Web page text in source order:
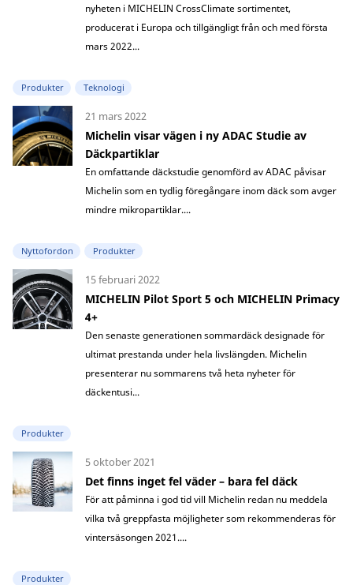
nyheten i MICHELIN CrossClimate sortimentet,
producerat i Europa och tillgängligt från och med första
mars 2022...
Produkter Teknologi
21 mars 2022
Michelin visar vägen i ny ADAC Studie av
Däckpartiklar
En omfattande däckstudie genomförd av ADAC påvisar
Michelin som en tydlig föregångare inom däck som avger
mindre mikropartiklar....
Nyttofordon Produkter
15 februari 2022
MICHELIN Pilot Sport 5 och MICHELIN Primacy
4+
Den senaste generationen sommardäck designade för
ultimat prestanda under hela livslängden. Michelin
presenterar nu sommarens två heta nyheter för
däckentusi...
Produkter
5 oktober 2021
Det finns inget fel väder – bara fel däck
För att påminna i god tid vill Michelin redan nu meddela
vilka två greppfasta möjligheter som rekommenderas för
vintersäsongen 2021....
Produkter